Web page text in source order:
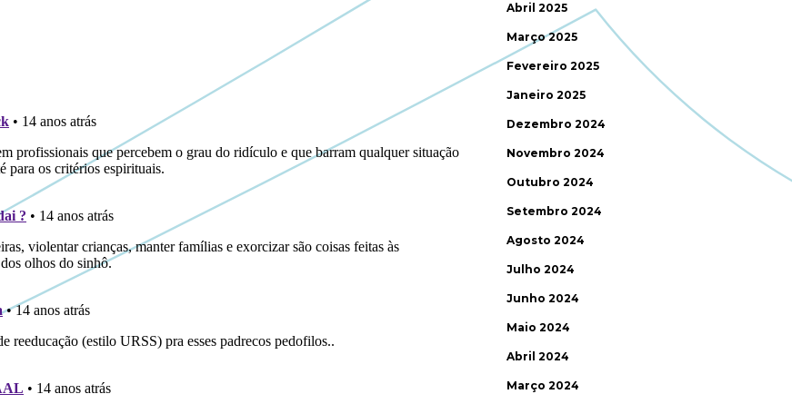
Abril 2025
Março 2025
Fevereiro 2025
Janeiro 2025
Dezembro 2024
Novembro 2024
Outubro 2024
Setembro 2024
Agosto 2024
Julho 2024
Junho 2024
Maio 2024
Abril 2024
Março 2024